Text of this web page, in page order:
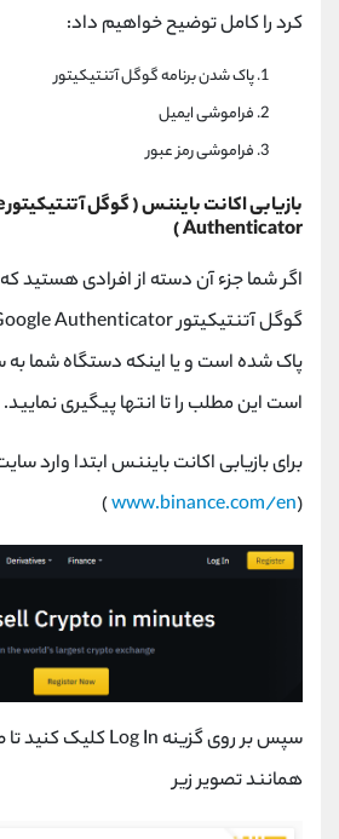
کرد را کامل توضیح خواهیم داد:
پاک شدن برنامه گوگل آتنتیکیتور
فراموشی ایمیل
فراموشی رمز عبور
بازیابی اکانت بایننس (گوگل آتنتیکیتور
Authenticator
)
اگر شما جزء آن دسته از افرادی هستید که
گوگل آتنتیکیتورAuthenticator
پاک شده است و یا اینکه دستگاه شما
است این مطلب را تا انتها پیگیری نمایید.
برای بازیابی اکانت بایننس ابتدا وارد
(
www.binance.com/en
)
سپس بر روی گزینه Log Inکلیک کنید
همانند تصویر زیر